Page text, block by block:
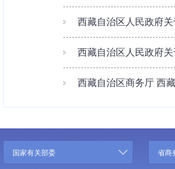
西藏自治区人民政府
西藏自治区人民政府
西藏自治区商务厅 西
国家有关部委 省商